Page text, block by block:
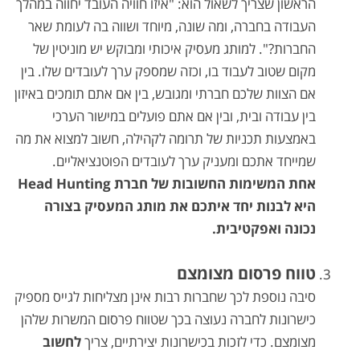
הראשון שצריך לשאול הוא: "איזו חוויה העובד יחווה במהלך
העבודה בחברה, ומה שונה, מיוחד ושווה בה לעומת שאר
החברות?". למותג מעסיק איכותי ומבוקש יש מוניטין של
מקום שטוב לעבוד בו, וכזה שמספק ערך לעובדים שלו. בין
אם הצוות שלכם חברתי ומגובש, בין אם אתם תומכים באיזון
בין עבודה ובית, ובין אם אתם פועלים במישור הערכי
באמצעות תכניות של תרומה לקהילה, חשוב למצוא את מה
שמייחד אתכם ומעניק ערך לעובדים הפוטנציאליים.
אחת המשימות החשובות של חברתHead Hunting
היא לבנות יחד איתכם את מותג המעסיק בצורה
נכונה ואפקטיבית.
טווח פרסום מצומצם
סיבה נוספת לכך שחברות רבות אינן מצליחות לגייס מספיק
כישרונות לחברה נעוצה בכך שטווח פרסום המשרות שלהן
מצומצם. כדי לזכות בכישרונות יצירתיים, צריךלחשוב